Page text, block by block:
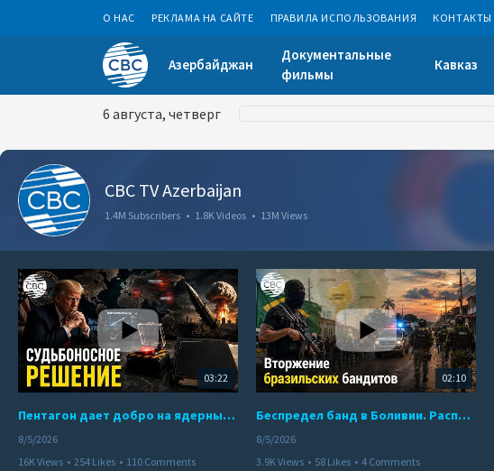
О НАС РЕКЛАМА НА САЙТЕ ПРАВИЛА ИСПОЛЬЗОВАНИЯ КОНТАКТЫ
Азербайджан
Документальные
фильмы
Кавказ
6 августа, четверг
CBC TV Azerbaijan
1.4M Subscribers • 1.8K Videos • 13M Views
03:22
Пентагон дает добро на ядерный удар по противникам США
8/5/2026
16K Views • 254 Likes • 110 Comments
02:10
Беспредел банд в Боливии. Расправы над наркоторговцами
8/5/2026
3.9K Views • 58 Likes • 4 Comments